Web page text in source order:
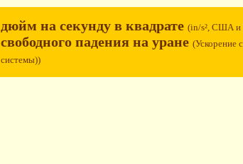
дюйм на секунду в квадрате (in/s², США и
свободного падения на уране (Ускорение
системы))